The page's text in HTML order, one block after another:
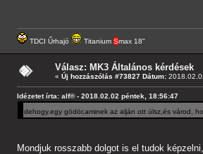
TDCI Űrhajó Titanium Smax 18"
Válasz: MK3 Általános kérdések
« Új hozzászólás #73827 Dátum:
Idézetet írta: alf® - 2018.02.02 péntek, 18:56:47
dehogy.egy gödör,aminek az alján ott ülsz,és várod,
Mondjuk rosszabb dolgot is el tudok